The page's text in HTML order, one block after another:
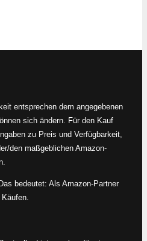
entsprechen dem angegebenen
sich ändern. Für den Kauf
zu Preis und Verfügbarkeit,
den maßgeblichen Amazon-
bedeutet: Als Amazon-Partner